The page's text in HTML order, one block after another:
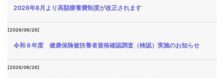
申請
覧
Form
よく
2026年8月より高額療養費制度が改正されます
[2026/06/26]
令和８年度 健康保険被扶養者資格確認調査（検認）実施のお知らせ
[2026/06/26]